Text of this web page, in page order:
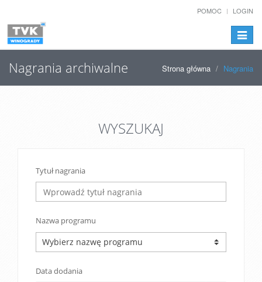
POMOC LOGIN
Nagrania archiwalne Strona główna Nagrania
WYSZUKAJ
Tytuł nagrania
Nazwa programu
Data dodania